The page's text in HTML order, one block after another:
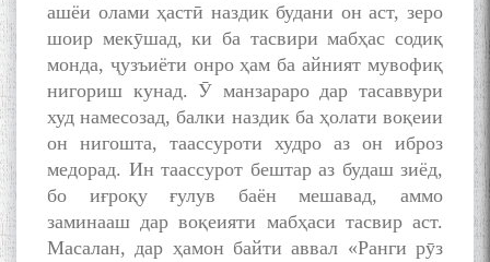
ашёи олами ҳастӣ наздик будани он аст, зеро
шоир мекӯшад, ки ба тасвири мабҳас содиқ
монда, ҷузъиёти онро ҳам ба айният мувофиқ
нигориш кунад. Ӯ манзараро дар тасаввури
худ намесозад, балки наздик ба ҳолати воқеии
он нигошта, таассуроти худро аз он иброз
медорад. Ин таассурот бештар аз будаш зиёд,
бо иғроқу ғулув баён мешавад, аммо
заминааш дар воқеияти мабҳаси тасвир аст.
Масалан, дар ҳамон байти аввал «Ранги рӯз